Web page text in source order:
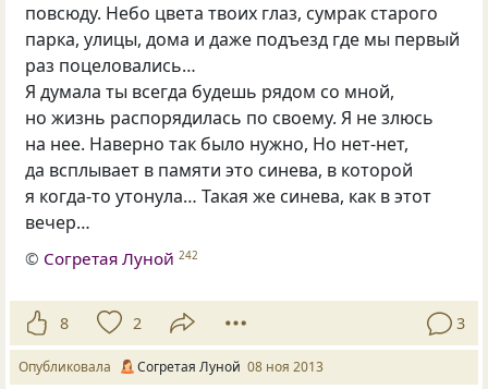
повсюду. Небо цвета твоих глаз, сумрак старого
парка, улицы, дома и даже подъезд где мы первый
раз поцеловались…
Я думала ты всегда будешь рядом со мной,
но жизнь распорядилась по своему. Я не злюсь
на нее. Наверно так было нужно, Но нет-нет,
да всплывает в памяти это синева, в которой
я когда-то утонула… Такая же синева, как в этот
вечер…
© Согретая Луной 242
8 2 3
Опубликовала Согретая Луной 08 ноя 2013